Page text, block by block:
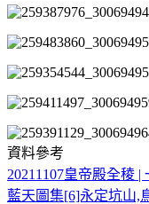
資料參考
20211107皇帝殿全稜 |
藍天圖集[6]永定坑山,